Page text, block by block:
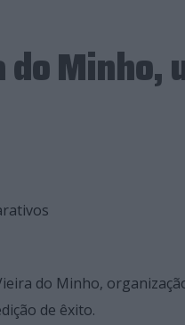
Minho,
do Minho,
de êxito.